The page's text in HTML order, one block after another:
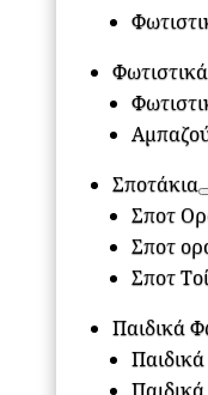
Σποτάκια
Σποτ
Σποτ
Σποτ
Παιδικά